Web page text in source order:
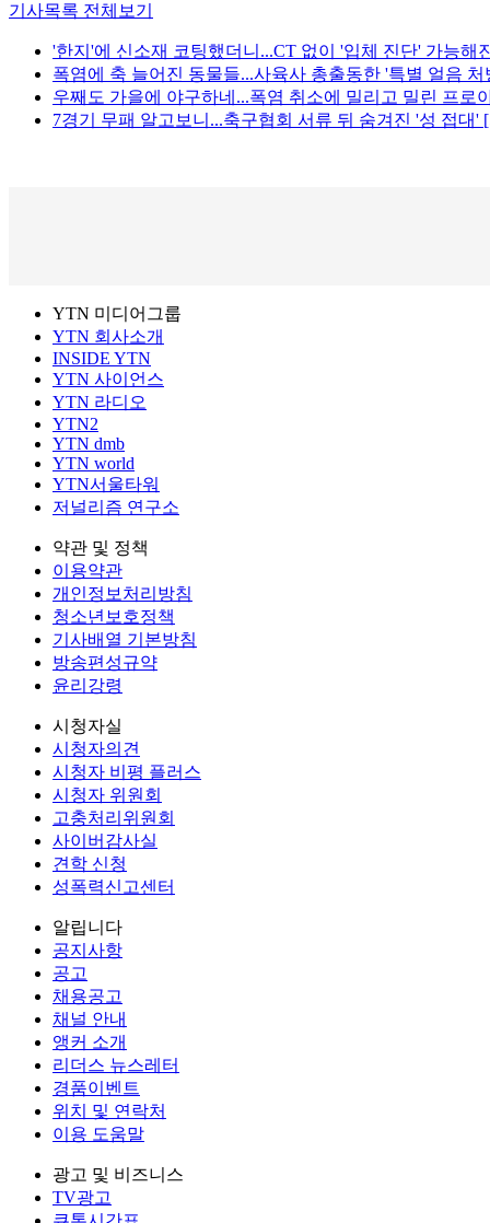
기사목록 전체보기
'한지'에 신소재 코팅했더니...CT 없이 '입체 진단' 가능해
폭염에 축 늘어진 동물들...사육사 총출동한 '특별 얼음
우째도 가을에 야구하네...폭염 취소에 밀리고 밀린 프로
7경기 무패 알고보니...축구협회 서류 뒤 숨겨진 '성 접대'
YTN 미디어그룹
YTN 회사소개
INSIDE YTN
YTN 사이언스
YTN 라디오
YTN2
YTN dmb
YTN world
YTN서울타워
저널리즘 연구소
약관 및 정책
이용약관
개인정보처리방침
청소년보호정책
기사배열 기본방침
방송편성규약
윤리강령
시청자실
시청자의견
시청자 비평 플러스
시청자 위원회
고충처리위원회
사이버감사실
견학 신청
성폭력신고센터
알립니다
공지사항
공고
채용공고
채널 안내
앵커 소개
리더스 뉴스레터
경품이벤트
위치 및 연락처
이용 도움말
광고 및 비즈니스
TV광고